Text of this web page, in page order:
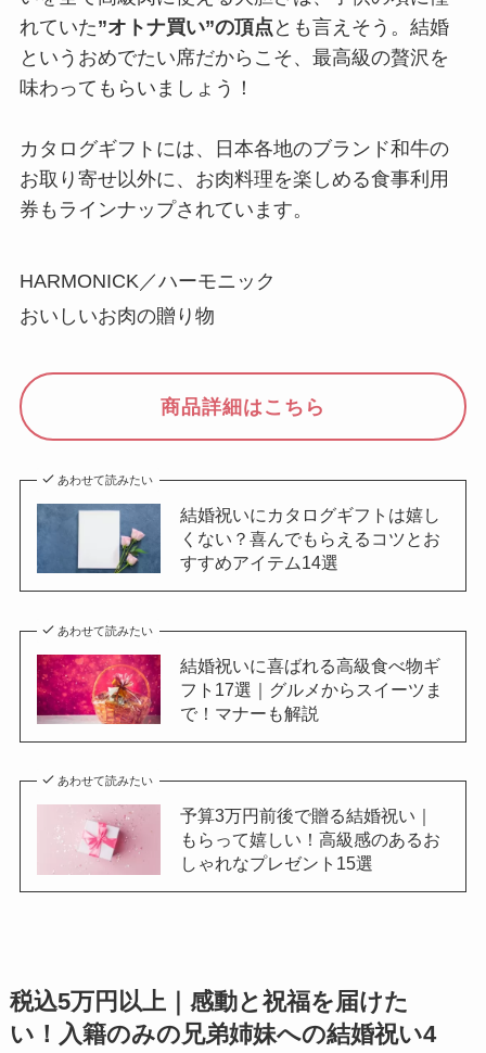
れていた”オトナ買い”の頂点 とも言えそう。結婚
というおめでたい席だからこそ、最高級の贅沢を
味わってもらいましょう！
カタログギフトには、日本各地のブランド和牛の
お取り寄せ以外に、お肉料理を楽しめる食事利用
券もラインナップされています。
HARMONICK／ハーモニック
おいしいお肉の贈り物
商品詳細はこちら
あわせて読みたい
結婚祝いにカタログギフトは嬉し
くない？喜んでもらえるコツとお
すすめアイテム14選
あわせて読みたい
結婚祝いに喜ばれる高級食べ物ギ
フト17選｜グルメからスイーツま
で！マナーも解説
あわせて読みたい
予算3万円前後で贈る結婚祝い｜
もらって嬉しい！高級感のあるお
しゃれなプレゼント15選
税込5万円以上｜感動と祝福を届けた
い！入籍のみの兄弟姉妹への結婚祝い4